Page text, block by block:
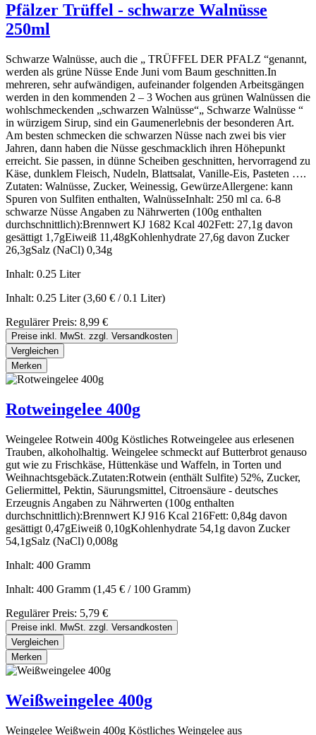
Pfälzer Trüffel - schwarze Walnüsse
250ml
Schwarze Walnüsse, auch die „ TRÜFFEL DER PFALZ “genannt,
werden als grüne Nüsse Ende Juni vom Baum geschnitten.In
mehreren, sehr aufwändigen, aufeinander folgenden Arbeitsgängen
werden in den kommenden 2 – 3 Wochen aus grünen Walnüssen die
wohlschmeckenden „schwarzen Walnüsse“„ Schwarze Walnüsse “
in würzigem Sirup, sind ein Gaumenerlebnis der besonderen Art.
Am besten schmecken die schwarzen Nüsse nach zwei bis vier
Jahren, dann haben die Nüsse geschmacklich ihren Höhepunkt
erreicht. Sie passen, in dünne Scheiben geschnitten, hervorragend zu
Käse, dunklem Fleisch, Nudeln, Blattsalat, Vanille-Eis, Pasteten ….
Zutaten: Walnüsse, Zucker, Weinessig, GewürzeAllergene: kann
Spuren von Sulfiten enthalten, WalnüsseInhalt: 250 ml ca. 6-8
schwarze Nüsse Angaben zu Nährwerten (100g enthalten
durchschnittlich):Brennwert KJ 1682 Kcal 402Fett: 27,1g davon
gesättigt 1,7gEiweiß 11,48gKohlenhydrate 27,6g davon Zucker
26,3gSalz (NaCl) 0,34g
Inhalt: 0.25 Liter
Inhalt: 0.25 Liter(3,60 € / 0.1 Liter)
Regulärer Preis: 8,99 €
Preise inkl. MwSt. zzgl. Versandkosten
Vergleichen
Merken
Rotweingelee 400g
Weingelee Rotwein 400g Köstliches Rotweingelee aus erlesenen
Trauben, alkoholhaltig. Weingelee schmeckt auf Butterbrot genauso
gut wie zu Frischkäse, Hüttenkäse und Waffeln, in Torten und
Weihnachtsgebäck.Zutaten:Rotwein (enthält Sulfite) 52%, Zucker,
Geliermittel, Pektin, Säurungsmittel, Citroensäure - deutsches
Erzeugnis Angaben zu Nährwerten (100g enthalten
durchschnittlich):Brennwert KJ 916 Kcal 216Fett: 0,84g davon
gesättigt 0,47gEiweiß 0,10gKohlenhydrate 54,1g davon Zucker
54,1gSalz (NaCl) 0,008g
Inhalt: 400 Gramm
Inhalt: 400 Gramm (1,45 € / 100 Gramm)
Regulärer Preis: 5,79 €
Preise inkl. MwSt. zzgl. Versandkosten
Vergleichen
Merken
Weißweingelee 400g
Weingelee Weißwein 400g Köstliches Weingelee aus